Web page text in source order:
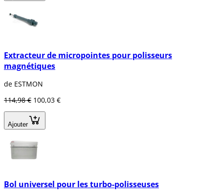
Extracteur de micropointes pour polisseurs
magnétiques
de ESTMON
114,98 € 100,03 €
Ajouter
Bol universel pour les turbo-polisseuses